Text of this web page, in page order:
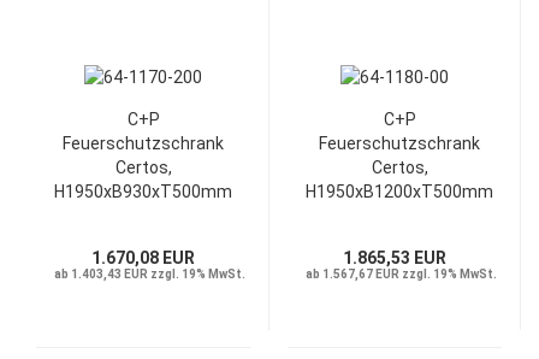
C+P
Feuerschutzschrank
Certos,
H1950xB930xT500mm
1.670,08 EUR
ab 1.403,43 EUR zzgl. 19% MwSt.
C+P
Feuerschutzschrank
Certos,
H1950xB1200xT500mm
1.865,53 EUR
ab 1.567,67 EUR zzgl. 19% MwSt.